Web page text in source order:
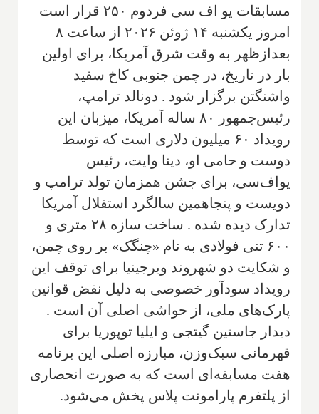
مسابقات یو اف سی فردوم ۲۵۰ قرار است
امروز یکشنبه ۱۴ ژوئن ۲۰۲۶ از ساعت ۸
بعدازظهر به وقت شرق آمریکا، برای اولین
بار در تاریخ، در چمن جنوبی کاخ سفید
واشنگتن برگزار شود . دونالد ترامپ،
رئیس‌جمهور ۸۰ ساله آمریکا، میزبان این
رویداد ۶۰ میلیون دلاری است که توسط
دوست و حامی او، دینا وایت، رئیس
یواف‌سی، برای جشن همزمان تولد ترامپ و
دویست و پنجاهمین سالگرد استقلال آمریکا
تدارک دیده شده . ساخت سازه ۲۸ متری و
۶۰۰ تنی فولادی به نام «چنگک» بر روی چمن،
و شکایت دو شهروند ویرجینیا برای توقف این
رویداد سودآور خصوصی به دلیل نقض قوانین
پارک‌های ملی، از حواشی اصلی آن است .
دیدار جاستین گیتجی و ایلیا توپوریا برای
قهرمانی سبک‌وزن، مبارزه اصلی این برنامه
هفت مسابقه‌ای است که به صورت انحصاری
از پلتفرم پارامونت پلاس پخش می‌شود.